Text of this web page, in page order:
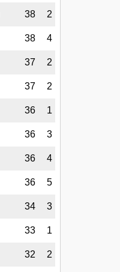
38 2
38 4
37 2
37 2
36 1
36 3
36 4
36 5
34 3
33 1
32 2